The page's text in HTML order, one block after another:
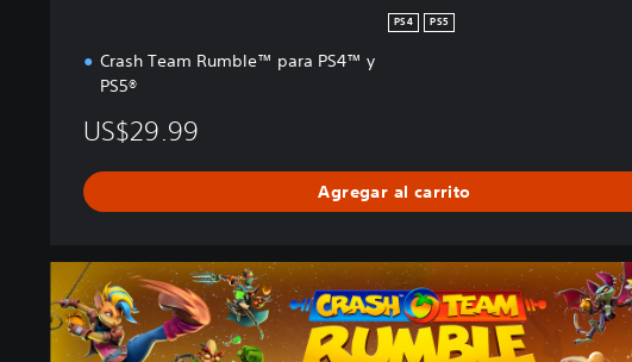
PS4 PS5
Crash Team Rumble™ para PS4™ y
PS5®
US$29.99
Agregar al carrito
d
i
c